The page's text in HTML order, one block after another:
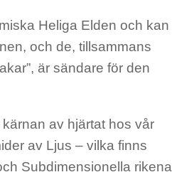
Heliga Elden och kan
och de, tillsammans
är sändare för den
av hjärtat hos vår
av Ljus – vilka finns
Subdimensionella rikena